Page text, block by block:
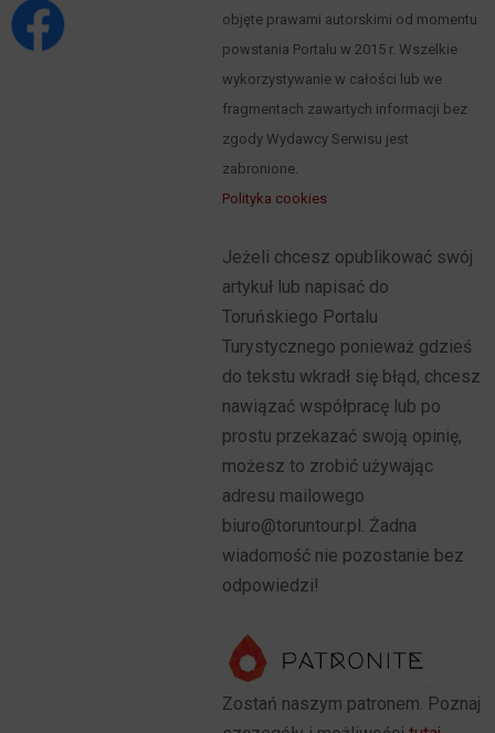
objęte prawami autorskimi od momentu
powstania Portalu w 2015 r. Wszelkie
wykorzystywanie w całości lub we
fragmentach zawartych informacji bez
zgody Wydawcy Serwisu jest
zabronione.
Polityka cookies
Jeżeli chcesz opublikować swój
artykuł lub napisać do
Toruńskiego Portalu
Turystycznego ponieważ gdzieś
do tekstu wkradł się błąd, chcesz
nawiązać współpracę lub po
prostu przekazać swoją opinię,
możesz to zrobić używając
adresu mailowego
biuro@toruntour.pl. Żadna
wiadomość nie pozostanie bez
odpowiedzi!
Zostań naszym patronem. Poznaj